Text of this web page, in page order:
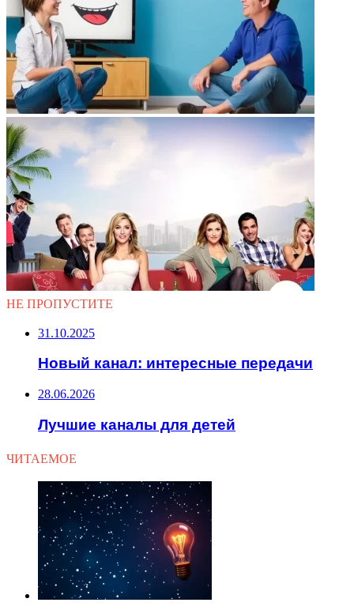
НЕ ПРОПУСТИТЕ
31.10.2025
Новый канал: интересные передачи
28.06.2026
Лучшие каналы для детей
ЧИТАЕМОЕ